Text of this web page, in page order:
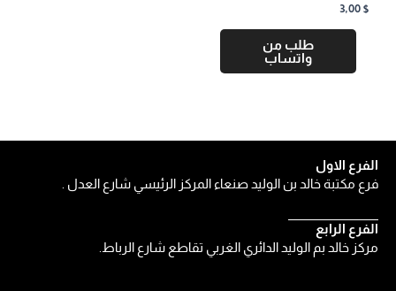
3,00 $
طلب من
واتساب
الفرع الاول
فرع مكتبة خالد بن الوليد صنعاء المركز الرئيسي شارع العدل .
الفرع الرابع
مركز خالد بم الوليد الدائري الغربي تقاطع شارع الرباط.